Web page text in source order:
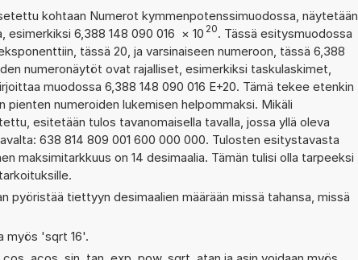
kohtaan Numerot kymmenpotenssimuodossa, näytetään
esimerkiksi 6,388 148 090 016 × 10 20. Tässä esitysmuodossa
tässä 20, ja varsinaiseen numeroon, tässä 6,388
numeronäytöt ovat rajalliset, esimerkiksi taskulaskimet,
muodossa 6,388 148 090 016 E+20. Tämä tekee etenkin
pienten numeroiden lukemisen helpommaksi. Mikäli
esitetään tulos tavanomaisella tavalla, jossa yllä oleva
638 814 809 001 600 000 000. Tulosten esitystavasta
maksimitarkkuus on 14 desimaalia. Tämän tulisi olla tarpeeksi
pyöristää tiettyyn desimaalien määrään missä tahansa, missä
myös 'sqrt 16'.